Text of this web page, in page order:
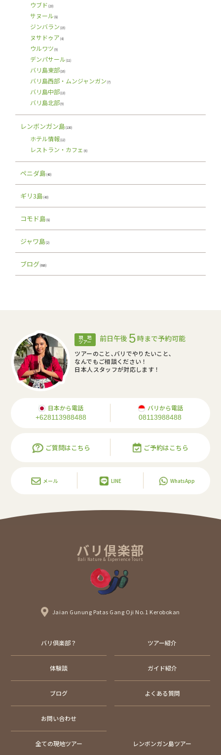
ウブド (23)
サヌール (8)
ジンバラン (15)
ヌサドゥア (4)
ウルワツ (9)
デンパサール (11)
バリ島東部(16)
バリ島西部・ムンジャンガン (7)
バリ島中部(13)
バリ島北部(9)
レンボンガン島(130)
ホテル情報(12)
レストラン・カフェ (6)
ペニダ島(40)
ギリ3島(43)
コモド島(8)
ジャワ島(2)
ブログ(686)
現 地
ツアー 前日午後 5時まで予約可能
ツアーのこと､バリでやりたいこと､
なんでもご相談ください！
日本人スタッフが対応します！
日本から電話
+628113988488
バリから電話
08113988488
ご質問はこちら ご予約はこちら
メール LINE WhatsApp
バリ倶楽部
Bali Nature & Experience Tours
Jaian Gunung Patas Gang Oji No.1 Kerobokan
バリ倶楽部？ ツアー紹介
体験談 ガイド紹介
ブログ よくある質問
お問い合わせ
全ての現地ツアー レンボンガン島ツアー